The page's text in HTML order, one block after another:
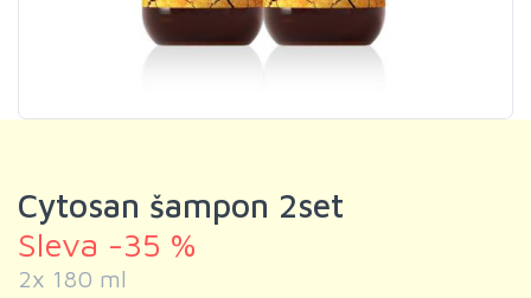
Cytosan šampon 2set
Sleva -35 %
2x 180 ml